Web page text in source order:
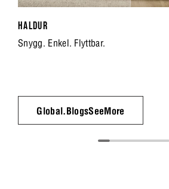
HALDUR
Snygg. Enkel. Flyttbar.
Global.BlogsSeeMore